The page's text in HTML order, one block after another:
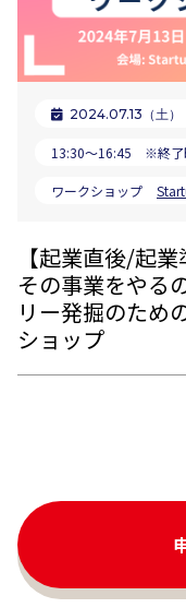
2024.07.13（土）
13:30～16:45 ※終了
ワークショップ
【起業直後/起
その事業をやる
リー発掘のため
ショップ